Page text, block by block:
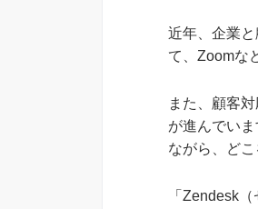
近年、企業
て、Zoomな
また、顧客
が進んでい
ながら、ど
「Zendesk